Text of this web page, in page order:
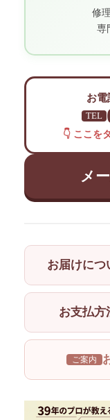
修
専
お電
TEL
👇 ここを
メ
お届けにつ
お支払方
ご案内